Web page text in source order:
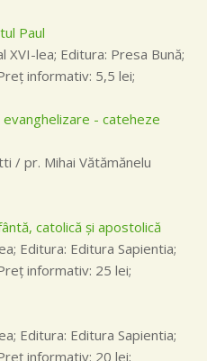
Paul
XVI-lea; Editura: Presa Bună;
informativ: 5,5 lei;
- cateheze
/ pr. Mihai Vătămănelu
catolică şi apostolică
Editura: Editura Sapientia;
informativ: 25 lei;
Editura: Editura Sapientia;
informativ: 20 lei;